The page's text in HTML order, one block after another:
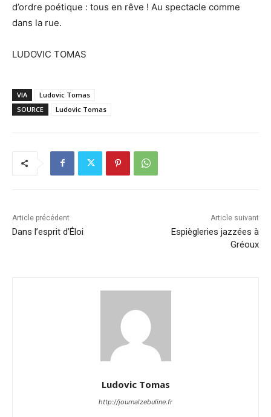
d’ordre poétique : tous en rêve ! Au spectacle comme
dans la rue.
LUDOVIC TOMAS
VIA
Ludovic Tomas
SOURCE
Ludovic Tomas
Article précédent
Dans l’esprit d’Éloi
Article suivant
Espiègleries jazzées à
Gréoux
Ludovic Tomas
http://journalzebuline.fr